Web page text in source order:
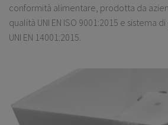
conformità alimentare, prodotta da
qualità UNI EN ISO 9001:2015 e sistema
UNI EN 14001:2015.